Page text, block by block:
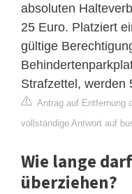
absoluten
25 Euro. Platziert
gültige
Strafzettel, werden
Antrag auf Entfernung
vollständige Antwort auf
Wie lange
überziehen?